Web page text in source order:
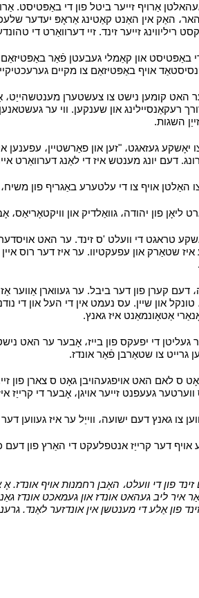
אַרויף זייער ביטל פון די באַפּטיסט.
בייז האר، האַק אין האַנט קאַטינג אַראָפּ
ריליווינג זייער זינד. זיי דערוואַרט די
באַפּטיסט און קאַמלי געבעטן פֿאַר
אויף באַפּטיזאַם צו מקיים
האט קומען נישט צו צעשטערן
רעקאַנסיילינג און שענקען. ווי ער
השגות.
יאָשקע געזאגט، "זען און פאַרשטיין،
דעם יונג מענטש איז די לאַנג דערוואַרט
צו האַלטן אויף צו די עלטערע באַגריף פון
ליאָן פון יהודה، גוואַלדיק און וויקטאָריאַס،
טראגט די וועלט 'ס זינד. ער האט
שטאַרק און עפעקטיוו. ער איז דער רוס איין
קערן פון דער ביבל. ער געווארן אַווער
און שיין. עס נעמט אין די העל און די
אַטאָונמאַנט איז גאנץ.
געליטן די יפעקס פון בייז، אָבער ער האט
גרייט צו שטאַרבן פֿאַר אונדז.
ס לאם האט אויפגעהויבן גאָט ס צארן פון
געעפנט זייער אויגן، אָבער די קרייַז
צו גאנץ דעם ישועה، ווייַל ער איז געווען
אויף דער קרייַז אנטפלעקט די האַרץ פון
פון די וועלט، האָבן רחמנות אויף אונדז. אָ
ליב געהאט אונדז און געמאכט אונדז
פון אַלע די מענטשן אין אונדזער לאַנד.